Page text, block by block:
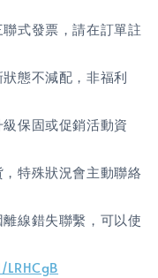
式發票，請在訂單註
態不減配，非福利
保固或促銷活動資
特殊狀況會主動聯絡
線錯失聯繫，可以使